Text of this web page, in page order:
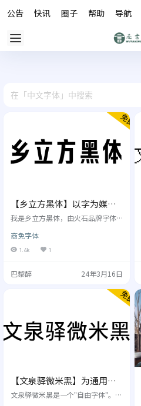
公告 快讯 圈子 帮助 导航
【乡立方黑体】以字为媒，
绘乡村风情，传品牌温度
我是乡立方黑体，由火石品牌字体
媒，绘乡村风情，传品牌温度。 乡
立方字体设计团队秉承服务大众的
原则，致力于打造一款既实用又广
用于各行各业，真正做到字体好
捷、应用场景丰富多样，无论在哪
基础常用字，可覆盖日常98%的使
用范围，未来，我们将根据实际情
况逐步…
商免字体
1.4k 1
巴黎醉 24年3月16日
【文泉驿微米黑】为通用中
文格式化而开发的字体
文泉驿微米黑是一个"自由字体"。该